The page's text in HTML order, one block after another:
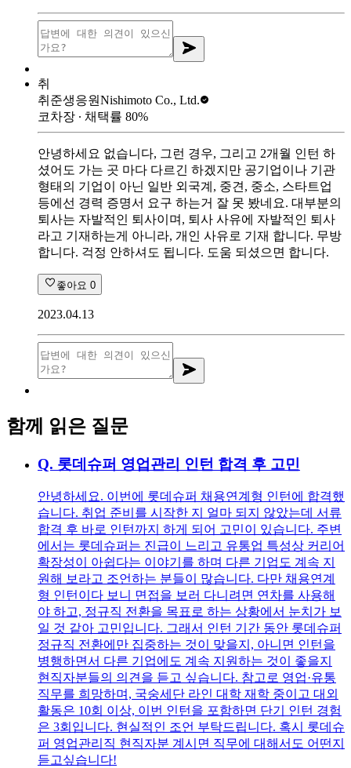
취
취준생응원Nishimoto Co., Ltd.
코차장 ∙ 채택률 80%
안녕하세요 없습니다, 그런 경우, 그리고 2개월 인턴 하
셨어도 가는 곳 마다 다르긴 하겠지만 공기업이나 기관
형태의 기업이 아닌 일반 외국계, 중견, 중소, 스타트업
등에선 경력 증명서 요구 하는거 잘 못 봤네요. 대부분의
퇴사는 자발적인 퇴사이며, 퇴사 사유에 자발적인 퇴사
라고 기재하는게 아니라, 개인 사유로 기재 합니다. 무방
합니다. 걱정 안하셔도 됩니다. 도움 되셨으면 합니다.
좋아요 0
2023.04.13
함께 읽은 질문
Q. 롯데슈퍼 영업관리 인턴 합격 후 고민
안녕하세요. 이번에 롯데슈퍼 채용연계형 인턴에 합격했
습니다. 취업 준비를 시작한 지 얼마 되지 않았는데 서류
합격 후 바로 인턴까지 하게 되어 고민이 있습니다. 주변
에서는 롯데슈퍼는 진급이 느리고 유통업 특성상 커리어
확장성이 아쉽다는 이야기를 하며 다른 기업도 계속 지
원해 보라고 조언하는 분들이 많습니다. 다만 채용연계
형 인턴이다 보니 면접을 보러 다니려면 연차를 사용해
야 하고, 정규직 전환을 목표로 하는 상황에서 눈치가 보
일 것 같아 고민입니다. 그래서 인턴 기간 동안 롯데슈퍼
정규직 전환에만 집중하는 것이 맞을지, 아니면 인턴을
병행하면서 다른 기업에도 계속 지원하는 것이 좋을지
현직자분들의 의견을 듣고 싶습니다. 참고로 영업·유통
직무를 희망하며, 국숭세단 라인 대학 재학 중이고 대외
활동은 10회 이상, 이번 인턴을 포함하면 단기 인턴 경험
은 3회입니다. 현실적인 조언 부탁드립니다. 혹시 롯데슈
퍼 영업관리직 현직자분 계시면 직무에 대해서도 어떤지
듣고싶습니다!